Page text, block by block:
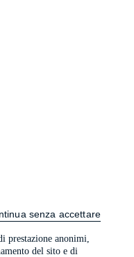
prestazione anonimi,
del sito e di
senza accettare